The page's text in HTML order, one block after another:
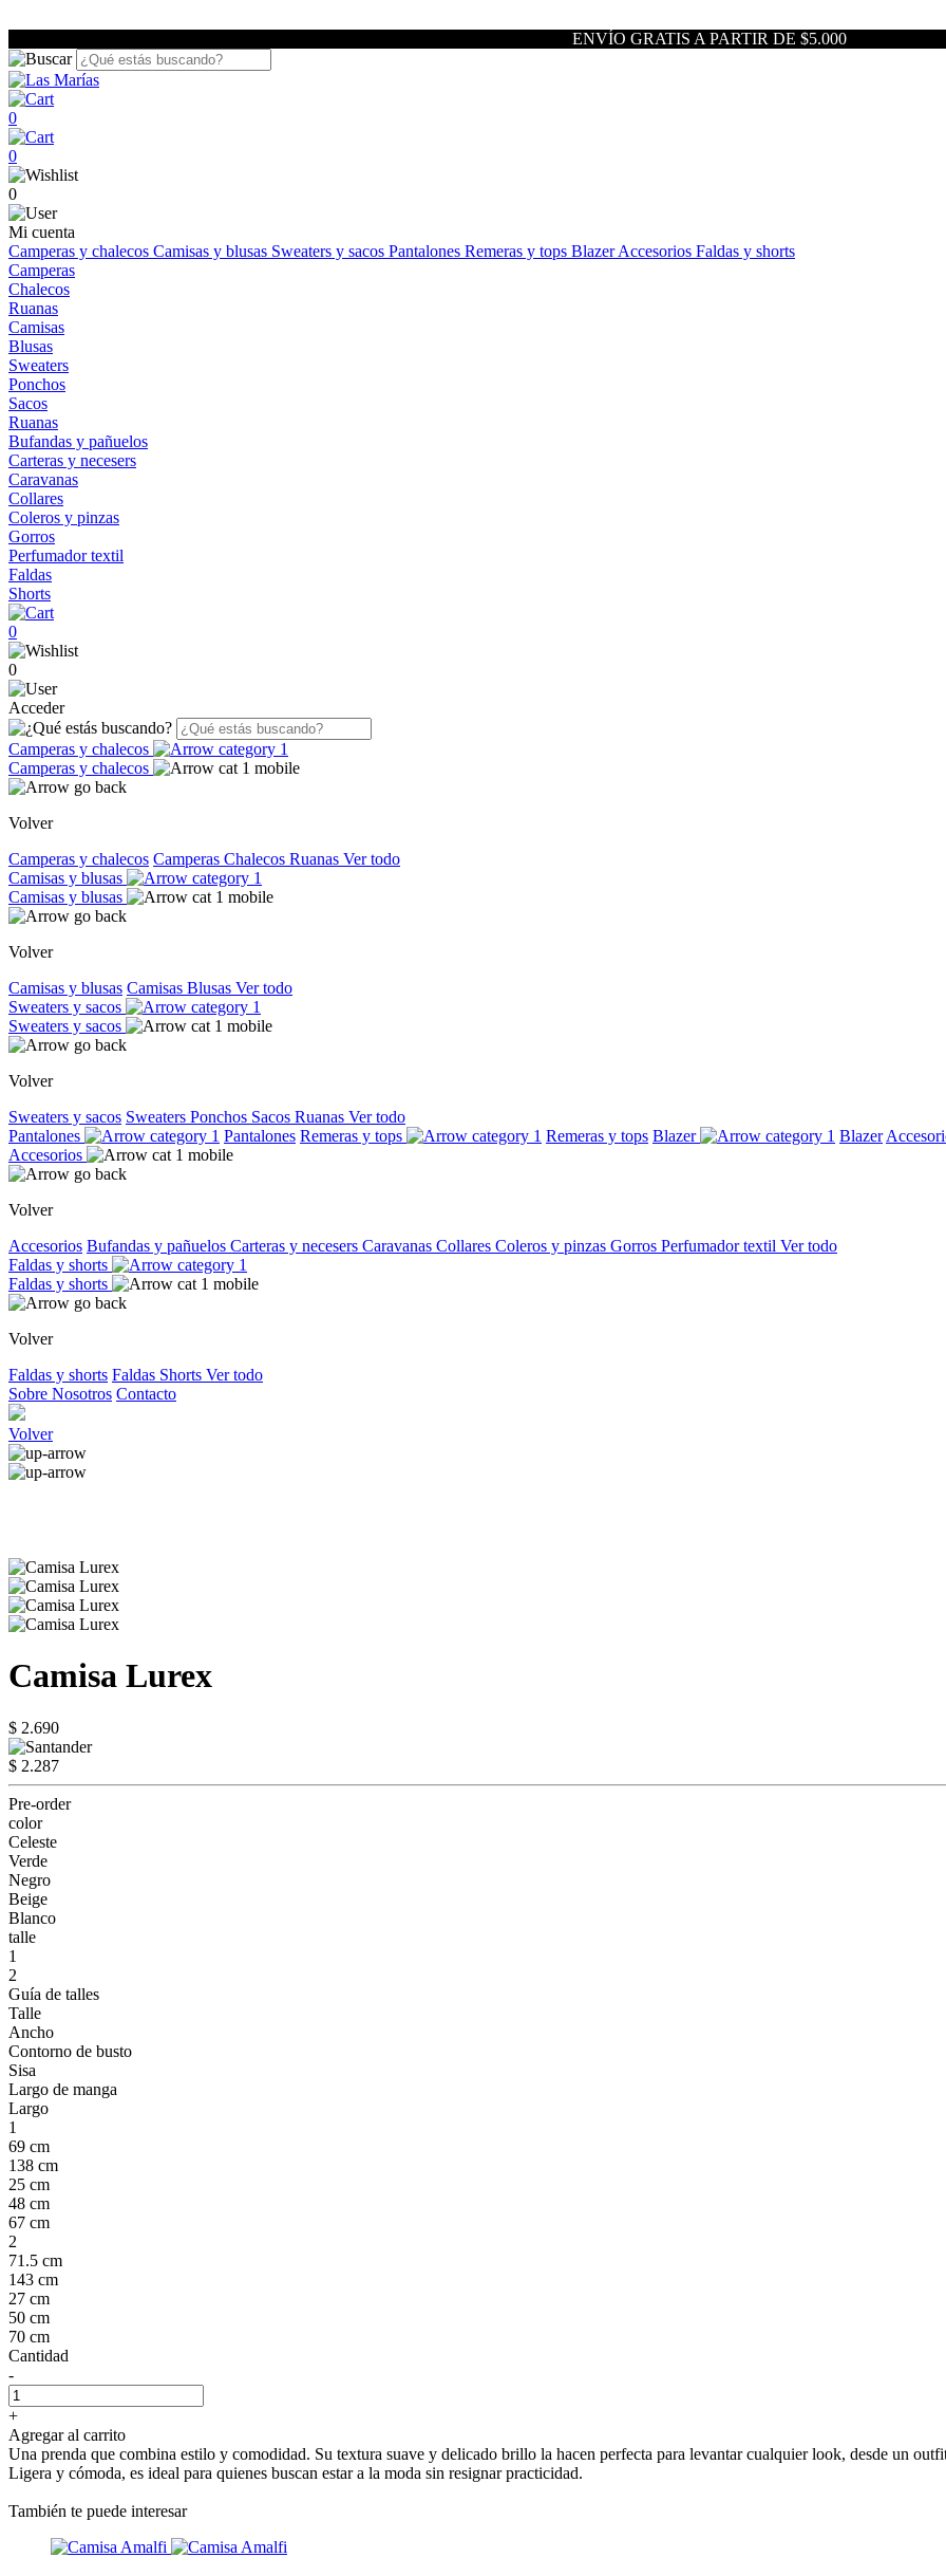
ENVÍO GRATIS A PARTIR DE $5.000
0
0
0
Mi cuenta
Camperas y chalecos Camisas y blusas Sweaters y sacos Pantalones Remeras y tops BlazerAccesorios Faldas y shorts
Camperas
Chalecos
Ruanas
Camisas
Blusas
Sweaters
Ponchos
Sacos
Ruanas
Bufandas y pañuelos
Carteras y necesers
Caravanas
Collares
Coleros y pinzas
Gorros
Perfumador textil
Faldas
Shorts
0
0
Acceder
Camperas y chalecos
Camperas y chalecos
Volver
Camperas y chalecos Camperas Chalecos Ruanas Ver todo
Camisas y blusas
Camisas y blusas
Volver
Camisas y blusas Camisas Blusas Ver todo
Sweaters y sacos
Sweaters y sacos
Volver
Sweaters y sacos Sweaters Ponchos Sacos Ruanas Ver todo
Pantalones
Pantalones Remeras y tops Remeras y tops Blazer Blazer
Accesorios
Volver
Accesorios Bufandas y pañuelos Carteras y necesers Caravanas Collares Coleros y pinzas Gorros Perfumador textil Ver todo
Faldas y shorts
Faldas y shorts
Volver
Faldas y shorts Faldas Shorts Ver todo
Sobre Nosotros Contacto
Volver
Camisa Lurex
$ 2.690
$ 2.287
Pre-order
color
Celeste
Verde
Negro
Beige
Blanco
talle
1
2
Guía de talles
Talle
Ancho
Contorno de busto
Sisa
Largo de manga
Largo
1
69 cm
138 cm
25 cm
48 cm
67 cm
2
71.5 cm
143 cm
27 cm
50 cm
70 cm
Cantidad
-
+
Agregar al carrito
Una prenda que combina estilo y comodidad. Su textura suave y delicado brillo la hacen perfecta para levantar cualquier look, desde un
Ligera y cómoda, es ideal para quienes buscan estar a la moda sin resignar practicidad.
También te puede interesar